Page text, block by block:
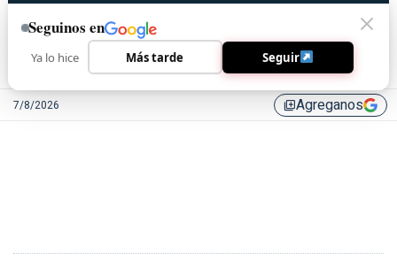
7/8/2026 library_addAgreganos
Seguinos en
Ya lo hice Más tarde Seguir